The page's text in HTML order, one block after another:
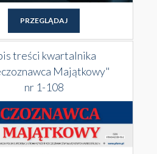
PRZEGLĄDAJ
treści kwartalnika
Majątkowy"
nr 1-108